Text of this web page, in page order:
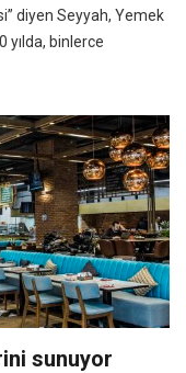
diyen Seyyah, Yemek
yılda, binlerce
sunuyor